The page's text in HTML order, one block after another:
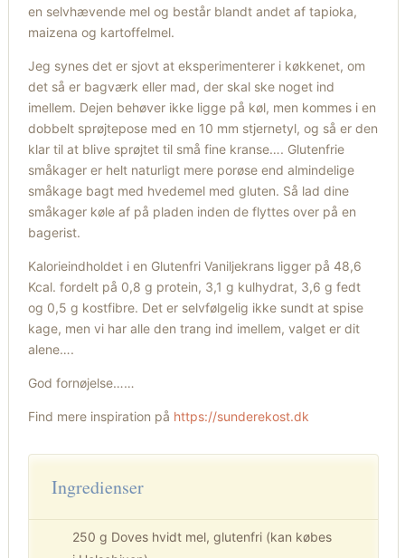
en selvhævende mel og består blandt andet af tapioka,
maizena og kartoffelmel.
Jeg synes det er sjovt at eksperimenterer i køkkenet, om
det så er bagværk eller mad, der skal ske noget ind
imellem. Dejen behøver ikke ligge på køl, men kommes i en
dobbelt sprøjtepose med en 10 mm stjernetyl, og så er den
klar til at blive sprøjtet til små fine kranse…. Glutenfrie
småkager er helt naturligt mere porøse end almindelige
småkage bagt med hvedemel med gluten. Så lad dine
småkager køle af på pladen inden de flyttes over på en
bagerist.
Kalorieindholdet i en Glutenfri Vaniljekrans ligger på 48,6
Kcal. fordelt på 0,8 g protein, 3,1 g kulhydrat, 3,6 g fedt
og 0,5 g kostfibre. Det er selvfølgelig ikke sundt at spise
kage, men vi har alle den trang ind imellem, valget er dit
alene….
God fornøjelse……
Find mere inspiration på https://sunderekost.dk
Ingredienser
250 g Doves hvidt mel, glutenfri (kan købes